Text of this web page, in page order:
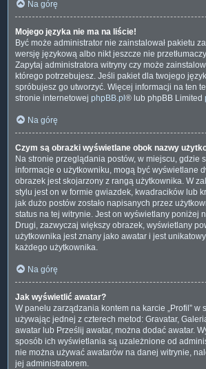
Na górę
Mojego języka nie ma na liście!
Być może administrator nie zainstalował pakietu
wersję językową albo nikt jeszcze nie
Zapytaj administratora witryny czy może
którego potrzebujesz. Jeśli pakiet dla twojego
spróbujesz go utworzyć. Więcej informacji na ten
stronie internetowej phpBB.pl® lub phpBB Limited
Na górę
Czym są obrazki wyświetlane obok nazwy
Na stronie przeglądania postów, w miejscu, gdzie
informacje o użytkowniku, mogą być wyświetlane
obrazek jest skojarzony z rangą użytkownika. W
stylu jest on w formie gwiazdek, kwadracików lub
jak dużo postów zostało napisanych przez
status na tej witrynie. Jest on wyświetlany poniżej
Drugi, zazwyczaj większy obrazek, wyświetlany
użytkownika jest znany jako awatar i jest
każdego użytkownika.
Na górę
Jak wyświetlić awatar?
W panelu zarządzania kontem na karcie „Profil” w
używając jednej z czterech metod: Gravatar,
awatar lub Prześlij awatar, można dodać awatar.
sposób ich wyświetlania są uzależnione od
nie można używać awatarów na danej witrynie,
jej administratorem.